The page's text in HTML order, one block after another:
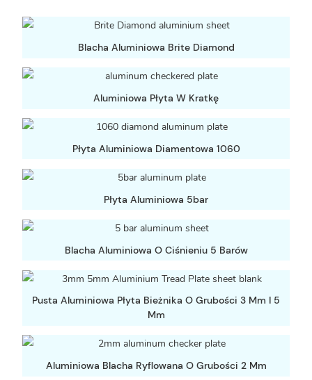
Blacha Aluminiowa Brite Diamond
Aluminiowa Płyta W Kratkę
Płyta Aluminiowa Diamentowa 1060
Płyta Aluminiowa 5bar
Blacha Aluminiowa O Ciśnieniu 5 Barów
Pusta Aluminiowa Płyta Bieżnika O Grubości 3 Mm I 5
Mm
Aluminiowa Blacha Ryflowana O Grubości 2 Mm